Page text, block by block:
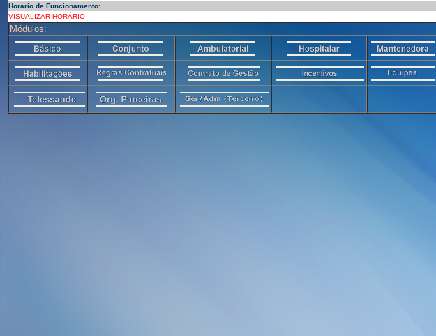
Horário de Funcionamento:
VISUALIZAR HORÁRIO
Módulos: